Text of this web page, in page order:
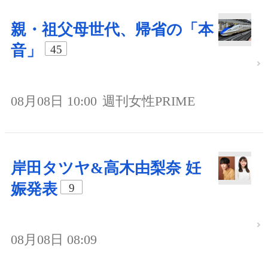
親・祖父母世代、帰省の「本
音」
45
08月08日 10:00 週刊女性PRIME
岸田タツヤ&高木由梨奈 妊
娠発表
9
08月08日 08:09